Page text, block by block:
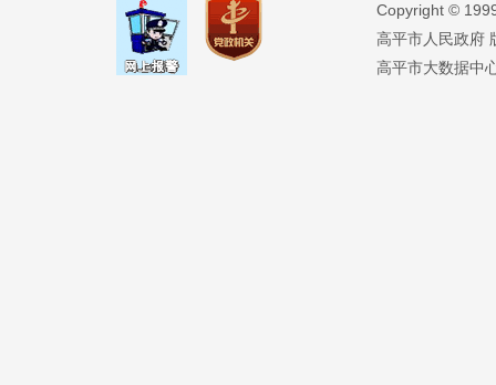
Copyright ©️
高平市人民政府
高平市大数据